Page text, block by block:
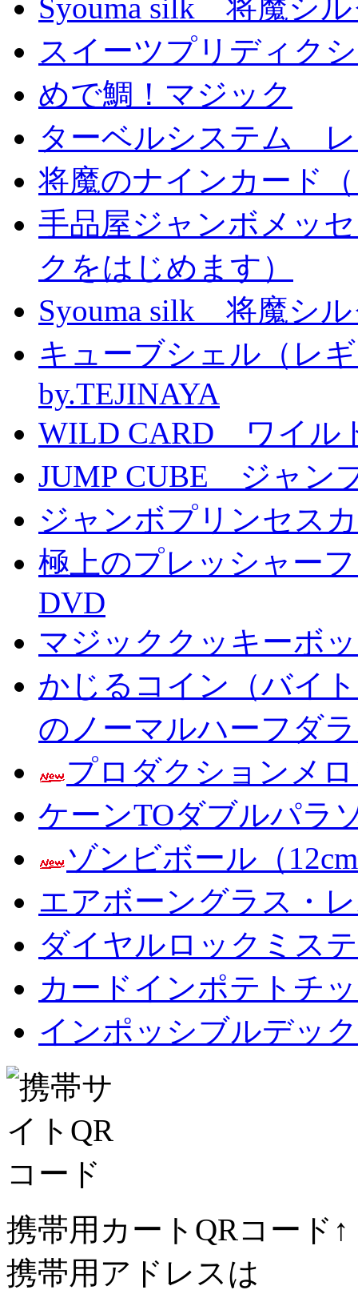
Syouma silk 将魔シ
スイーツプリディク
めで鯛！マジック
ターベルシステム
将魔のナインカード
手品屋ジャンボメッ
クをはじめます）
Syouma silk 将魔シ
キューブシェル（レ
by.TEJINAYA
WILD CARD ワイル
JUMP CUBE ジャン
ジャンボプリンセス
極上のプレッシャー
DVD
マジッククッキーボ
かじるコイン（バイ
のノーマルハーフダ
プロダクションメ
ケーンTOダブルパラ
ゾンビボール（
エアボーングラス・
ダイヤルロックミス
カードインポテトチ
インポッシブルデック
携帯用カートQRコード↑
携帯用アドレスは